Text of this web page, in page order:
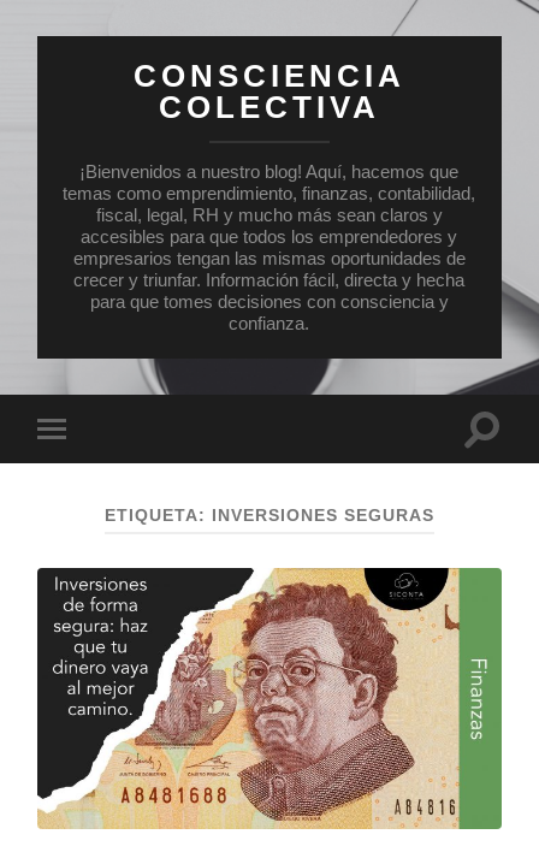
CONSCIENCIA
COLECTIVA
¡Bienvenidos a nuestro blog! Aquí, hacemos que
temas como emprendimiento, finanzas, contabilidad,
fiscal, legal, RH y mucho más sean claros y
accesibles para que todos los emprendedores y
empresarios tengan las mismas oportunidades de
crecer y triunfar. Información fácil, directa y hecha
para que tomes decisiones con consciencia y
confianza.
el
ETIQUETA: INVERSIONES SEGURAS